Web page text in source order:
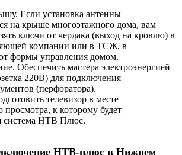
Если установка антенны
на крыше многоэтажного дома, вам
ключи от чердака (выход на кровлю) в
компании или в ТСЖ, в
формы управления домом.
Обеспечить мастера электроэнергией
220В) для подключения
(перфоратора).
телевизор в месте
просмотра, к которому будет
система НТВ Плюс.
НТВ-плюс в Нижнем